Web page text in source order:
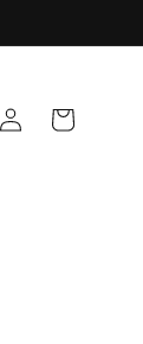
Warenkorb